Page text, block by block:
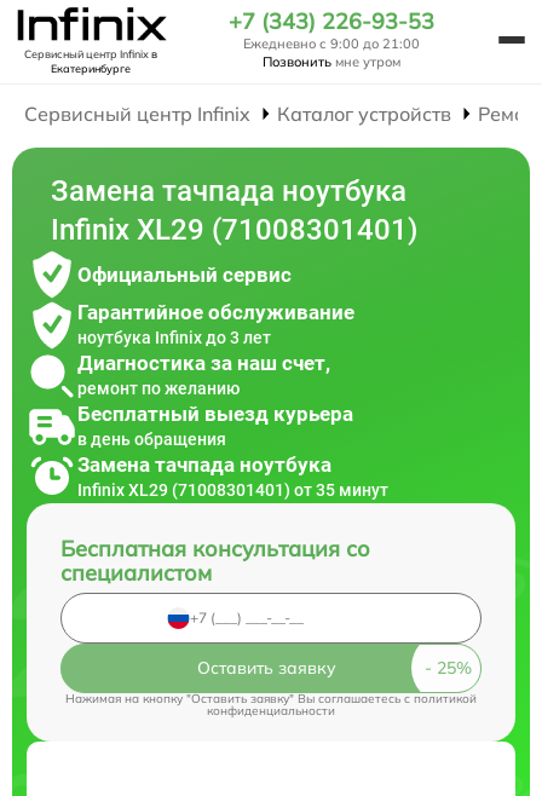
Сервисный центр Infinixв
Екатеринбурге
+7 (343) 226-93-53
Ежедневно с 9:00 до 21:00
Позвонить мне утром
Сервисный центр Infinix Каталог устройств
Замена тачпада ноутбука
Infinix XL29 (71008301401)
Официальный сервис
Гарантийное обслуживание
ноутбука Infinix до 3 лет
Диагностика за наш счет,
ремонт по желанию
Бесплатный выезд курьера
в день обращения
Замена тачпада ноутбука
Infinix XL29 (71008301401) от 35 минут
Бесплатная консультация со
специалистом
Оставить заявку
Нажимая на кнопку "Оставить заявку" Вы соглашаетесь cполитикой
конфиденциальности